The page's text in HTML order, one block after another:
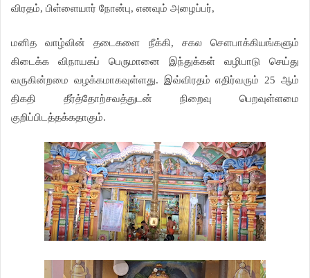
விரதம், பிள்ளையார் நோன்பு, எனவும் அழைப்பர்,
மனித வாழ்வின் தடைகளை நீக்கி, சகல சௌபாக்கியங்களும்
கிடைக்க விநாயகப் பெருமானை இந்துக்கள் வழிபாடு செய்து
வருகின்றமை வழக்கமாகவுள்ளது. இவ்விரதம் எதிர்வரும் 25 ஆம்
திகதி தீர்த்தோற்சவத்துடன் நிறைவு பெறவுள்ளமை
குறிப்பிடத்தக்கதாகும்.